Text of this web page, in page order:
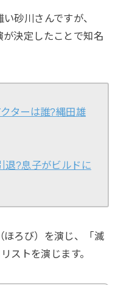
砂川さんですが、
が決定したことで知名
ターは誰?縄田雄
退?息子がビルドに
ほろび）を演じ、「滅
ストを演じます。